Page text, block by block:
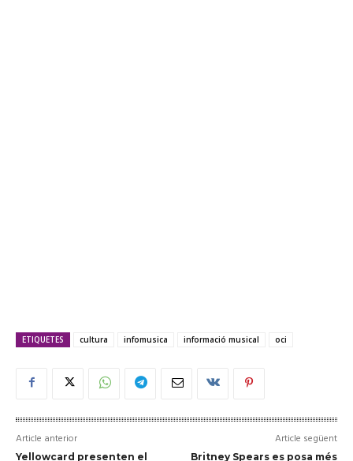
ETIQUETES cultura infomusica informació musical oci
Article anterior
Yellowcard presenten el
Article següent
Britney Spears es posa més